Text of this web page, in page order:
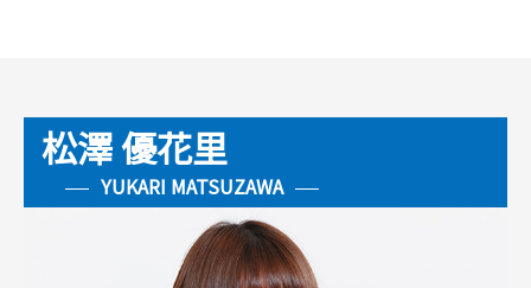
松澤 優花里
YUKARI MATSUZAWA